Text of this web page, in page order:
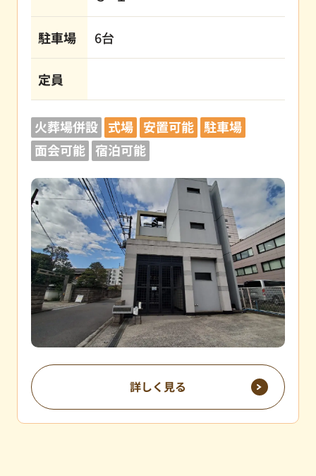
駐車場 6台
定員
火葬場併設 式場 安置可能 駐車場
面会可能 宿泊可能
詳しく見る